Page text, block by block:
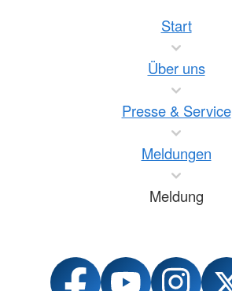
Start
Über uns
Presse & Service
Meldungen
Meldung